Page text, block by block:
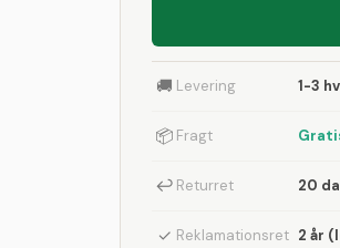
🚚 Levering 1-3
📦 Fragt
↩ Returret 20
✓ Reklamationsret 2 år